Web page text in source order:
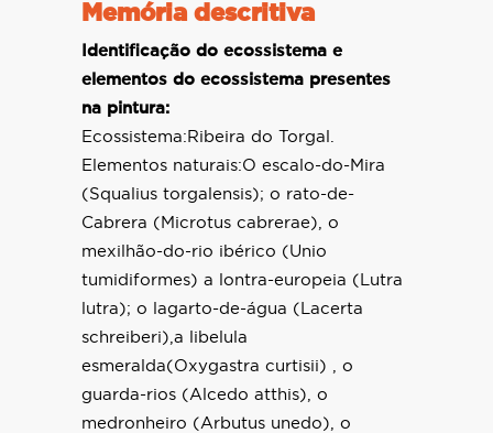
Memória descritiva
Identificação do ecossistema e
elementos do ecossistema presentes
na pintura:
Ecossistema:Ribeira do Torgal.
Elementos naturais:O escalo-do-Mira
(Squalius torgalensis); o rato-de-
Cabrera (Microtus cabrerae), o
mexilhão-do-rio ibérico (Unio
tumidiformes) a lontra-europeia (Lutra
lutra); o lagarto-de-água (Lacerta
schreiberi),a libelula
esmeralda(Oxygastra curtisii) , o
guarda-rios (Alcedo atthis), o
medronheiro (Arbutus unedo), o